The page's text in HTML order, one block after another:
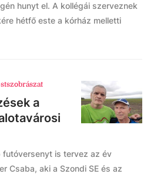
hunyt el. A kollégái szerveznek
hétfő este a kórház melletti
a
futóversenyt is tervez az év
Csaba, aki a Szondi SE és az